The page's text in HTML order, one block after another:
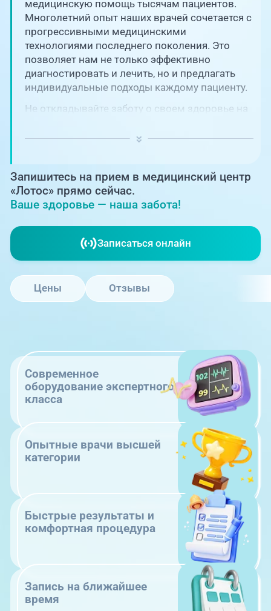
О клинике
Блог врачей
Новости
+7 (351) 220-00-03
запись на прием
+7 (351) 220-03-03
Центр амбулаторной
онкологической помощи
+7 (7142) 927-003
медицинскую помощь тысячам пациентов.
Многолетний опыт наших врачей сочетается с
прогрессивными медицинскими
технологиями последнего поколения. Это
позволяет нам не только эффективно
диагностировать и лечить, но и предлагать
индивидуальные подходы каждому пациенту.
Не откладывайте заботу о своем здоровье на
ключевую роль в поддержании вашего
Запишитесь на прием в медицинский центр
«Лотос» прямо сейчас.
Ваше здоровье — наша забота!
Записаться онлайн
Цены Отзывы
Современное
оборудование экспертного
класса
Опытные врачи высшей
категории
Быстрые результаты и
комфортная процедура
Запись на ближайшее
время